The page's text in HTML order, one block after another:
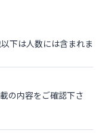
下は人数には含まれま
の内容をご確認下さ